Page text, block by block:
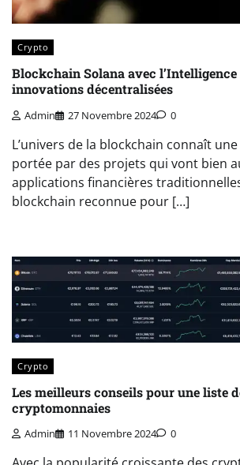
Crypto
Blockchain Solana avec
innovations décentralisées
Admin 27 Novembre 2024 0
L’univers de la blockchain connaît
portée par des projets qui vont bien
applications financières
blockchain reconnue pour […]
Crypto
Les meilleurs conseils pour une liste
cryptomonnaies
Admin 11 Novembre 2024 0